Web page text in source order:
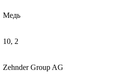
Медь
10, 2
Zehnder Group AG